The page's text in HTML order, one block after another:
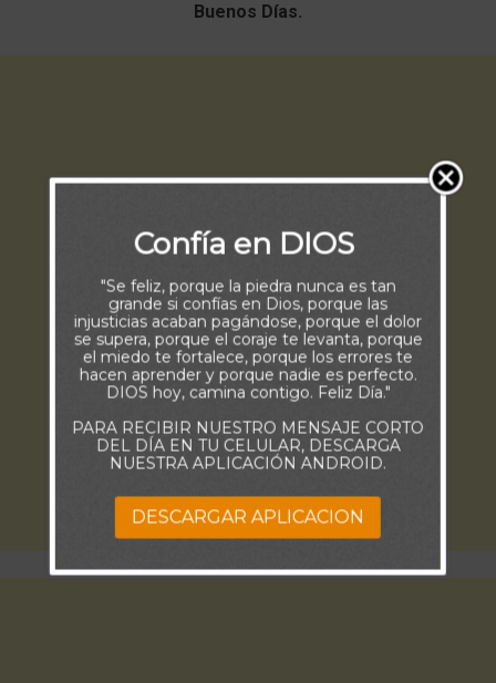
Buenos Días.
Confía en DIOS
"Se feliz, porque la piedra nunca es tan
grande si confías en Dios, porque las
injusticias acaban pagándose, porque el dolor
se supera, porque el coraje te levanta, porque
el miedo te fortalece, porque los errores te
hacen aprender y porque nadie es perfecto.
DIOS hoy, camina contigo. Feliz Día."
PARA RECIBIR NUESTRO MENSAJE CORTO
DEL DÍA EN TU CELULAR, DESCARGA
NUESTRA APLICACIÓN ANDROID.
DESCARGAR APLICACION